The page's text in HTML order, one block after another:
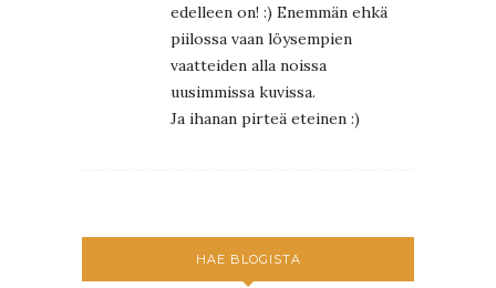
edelleen on! :) Enemmän ehkä
piilossa vaan löysempien
vaatteiden alla noissa
uusimmissa kuvissa.
Ja ihanan pirteä eteinen :)
HAE BLOGISTA